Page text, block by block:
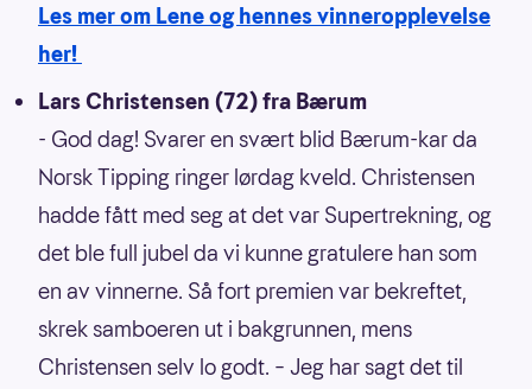
Les mer om Lene og hennes vinneropplevelse
her!
Lars Christensen (72) fra Bærum
- God dag! Svarer en svært blid Bærum-kar da
Norsk Tipping ringer lørdag kveld. Christensen
hadde fått med seg at det var Supertrekning, og
det ble full jubel da vi kunne gratulere han som
en av vinnerne. Så fort premien var bekreftet,
skrek samboeren ut i bakgrunnen, mens
Christensen selv lo godt. – Jeg har sagt det til